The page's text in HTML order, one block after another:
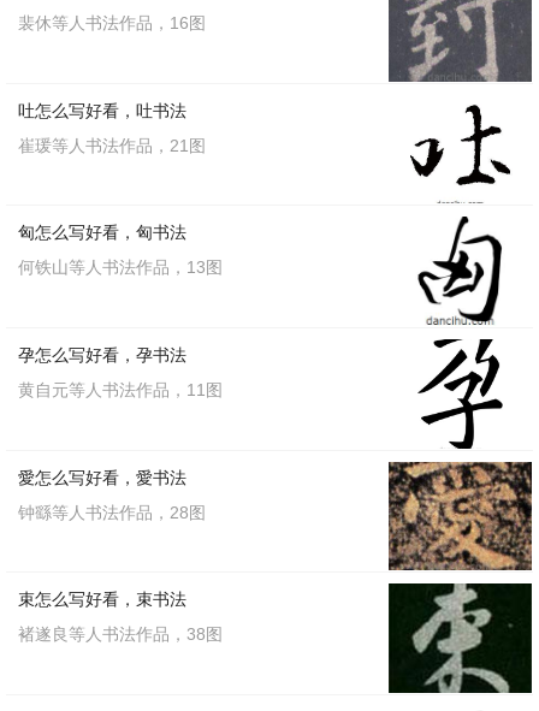
百楷书书法 背楷书书法
不楷书书法
周越写的楷书粲
粲楷书书法
裴休等人书法作品，16图
吐怎么写好看，吐书法
崔瑗等人书法作品，21图
匈怎么写好看，匈书法
何铁山等人书法作品，13图
孕怎么写好看，孕书法
黄自元等人书法作品，11图
愛怎么写好看，愛书法
钟繇等人书法作品，28图
束怎么写好看，束书法
褚遂良等人书法作品，38图